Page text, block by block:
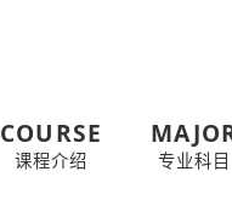
COURSE
课程介绍 专业科目